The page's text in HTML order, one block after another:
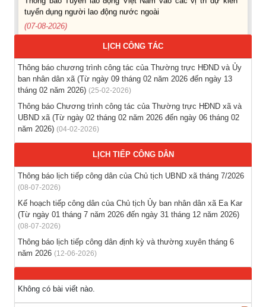
tuyển dụng người lao động nước ngoài
Thông báo các khóa đào tạo năm học 2026-2027
Thông báo hỗ trợ tư vấn, tuyển dụng lao động đi làm việc
trong tỉnh
(03-08-2026)
Thông báo hỗ trợ tư vấn, tuyển dụng lao động đi làm việc ở
nước ngoài theo hợp đồng
(28-07-2026)
Thông báo tuyển lao động Việt Nam vào các vị trí dự kiến
tuyển dụng người lao động nước ngoài
(28-07-2026)
LỊCH CÔNG TÁC
Thông báo chương trình công tác của Thường trực HĐND và Ủy
ban nhân dân xã (Từ ngày 09 tháng 02 năm 2026 đến ngày 13
tháng 02 năm 2026) (25-02-2026)
Thông báo Chương trình công tác của Thường trực HĐND xã và
UBND xã (Từ ngày 02 tháng 02 năm 2026 đến ngày 06 tháng 02
năm 2026) (04-02-2026)
LỊCH TIẾP CÔNG DÂN
Thông báo lịch tiếp công dân của Chủ tịch UBND xã tháng 7/2026
(08-07-2026)
Kế hoạch tiếp công dân của Chủ tịch Ủy ban nhân dân xã Ea Kar
(Từ ngày 01 tháng 7 năm 2026 đến ngày 31 tháng 12 năm 2026)
(08-07-2026)
Thông báo lịch tiếp công dân định kỳ và thường xuyên tháng 6
năm 2026 (12-06-2026)
Không có bài viết nào.